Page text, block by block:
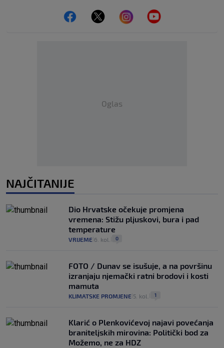
Oglas
NAJČITANIJE
Dio Hrvatske očekuje promjena
vremena: Stižu pljuskovi, bura i pad
temperature
VRIJEME 6. kol. 0
FOTO / Dunav se isušuje, a na površinu
izranjaju njemački ratni brodovi i kosti
mamuta
KLIMATSKE PROMJENE 5. kol. 1
Klarić o Plenkovićevoj najavi povećanja
braniteljskih mirovina: Politički bod za
Možemo, ne za HDZ